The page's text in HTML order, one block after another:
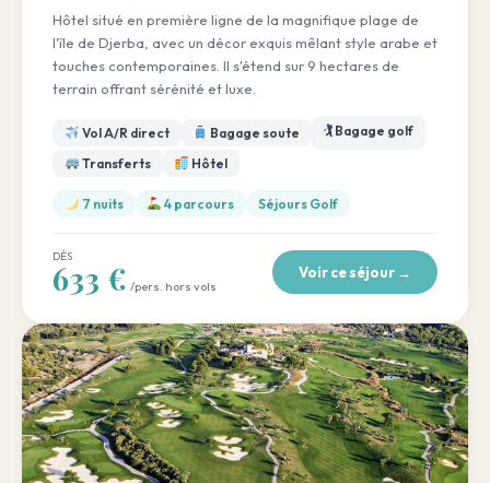
Hôtel situé en première ligne de la magnifique plage de
l'île de Djerba, avec un décor exquis mêlant style arabe et
touches contemporaines. Il s'étend sur 9 hectares de
terrain offrant sérénité et luxe.
Vol A/R direct Bagage soute
🏌️ Bagage golf
Transferts
Hôtel
7 nuits 4 parcours Séjours Golf
DÈS
633 € /pers. hors vols
Voir ce séjour →